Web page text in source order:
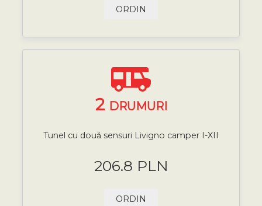
ORDIN
2 DRUMURI
Tunel cu două sensuri Livigno camper I-XII
206.8 PLN
ORDIN